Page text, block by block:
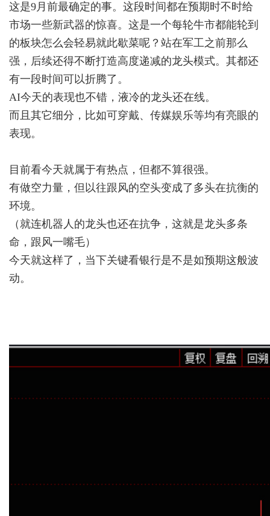
这是9月前最确定的事。这段时间都在预期时不时给
市场一些新武器的惊喜。这是一个每轮牛市都能轮到
的板块怎么会轻易就此歇菜呢？站在军工之前那么
强，后续还得不断打造高度递减的龙头模式。其都还
有一段时间可以折腾了。
AI今天的表现也不错，液冷的龙头还在线。
而且其它细分，比如可穿戴、传媒娱乐等均有亮眼的
表现。
目前看今天就属于有热点，但都不算很强。
有做空力量，但以往跟风的空头变成了多头在抗衡的
环境。
（就连机器人的龙头也还在抗争，这就是龙头多条
命，跟风一嘴毛）
今天就这样了，当下关键看银行是不是如预期这般波
动。